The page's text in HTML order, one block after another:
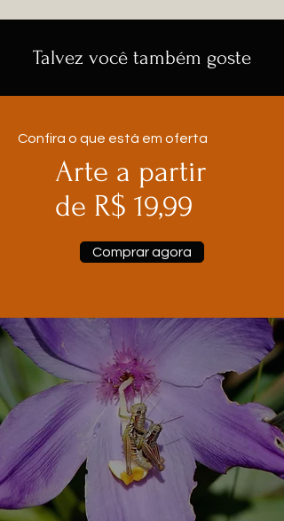
Talvez você também goste
Confira o que está em oferta
Arte a partir
de R$ 19,99
Comprar agora